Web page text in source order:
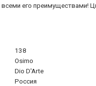
всеми его преимуществами!
138
Osimo
Dio D'Arte
Россия